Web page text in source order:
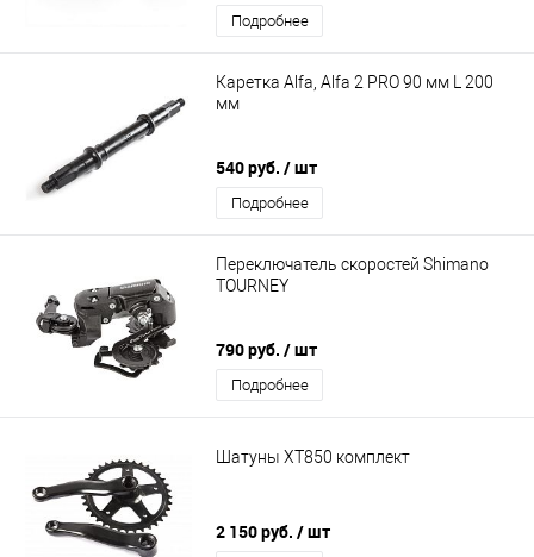
Подробнее
Каретка Alfa, Alfa 2 PRO 90 мм L 200
мм
540 руб. / шт
Подробнее
Переключатель скоростей Shimano
TOURNEY
790 руб. / шт
Подробнее
Шатуны XT850 комплект
2 150 руб. / шт